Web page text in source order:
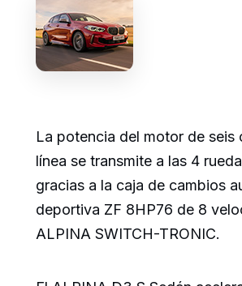
La potencia del motor de seis
línea se transmite a las 4
gracias a la caja de cambios
deportiva ZF 8HP76 de 8
ALPINA SWITCH-TRONIC.